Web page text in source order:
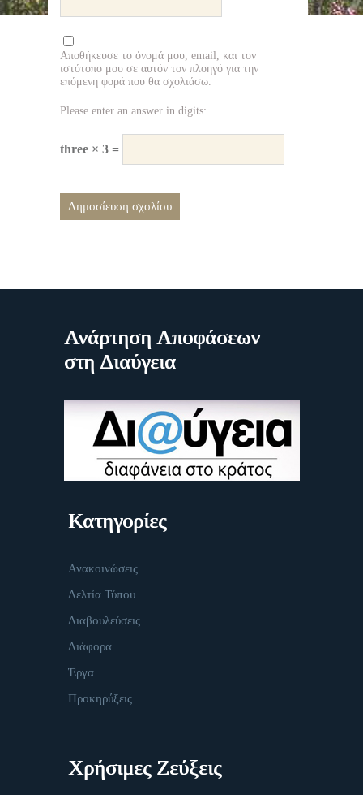
Αποθήκευσε το όνομά μου, email, και τον
ιστότοπο μου σε αυτόν τον πλοηγό για την
επόμενη φορά που θα σχολιάσω.
Please enter an answer in digits:
three × 3 =
Ανάρτηση Αποφάσεων
στη Διαύγεια
Κατηγορίες
Ανακοινώσεις
Δελτία Τύπου
Διαβουλεύσεις
Διάφορα
Έργα
Προκηρύξεις
Χρήσιμες Ζεύξεις